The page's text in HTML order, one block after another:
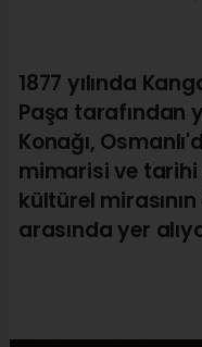
1877 yılında
Paşa tarafından
Konağı,
mimarisi ve tarihi
kültürel
arasında yer